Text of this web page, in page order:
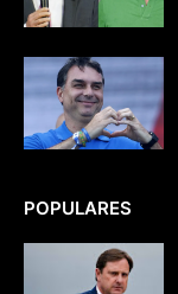
POPULARES